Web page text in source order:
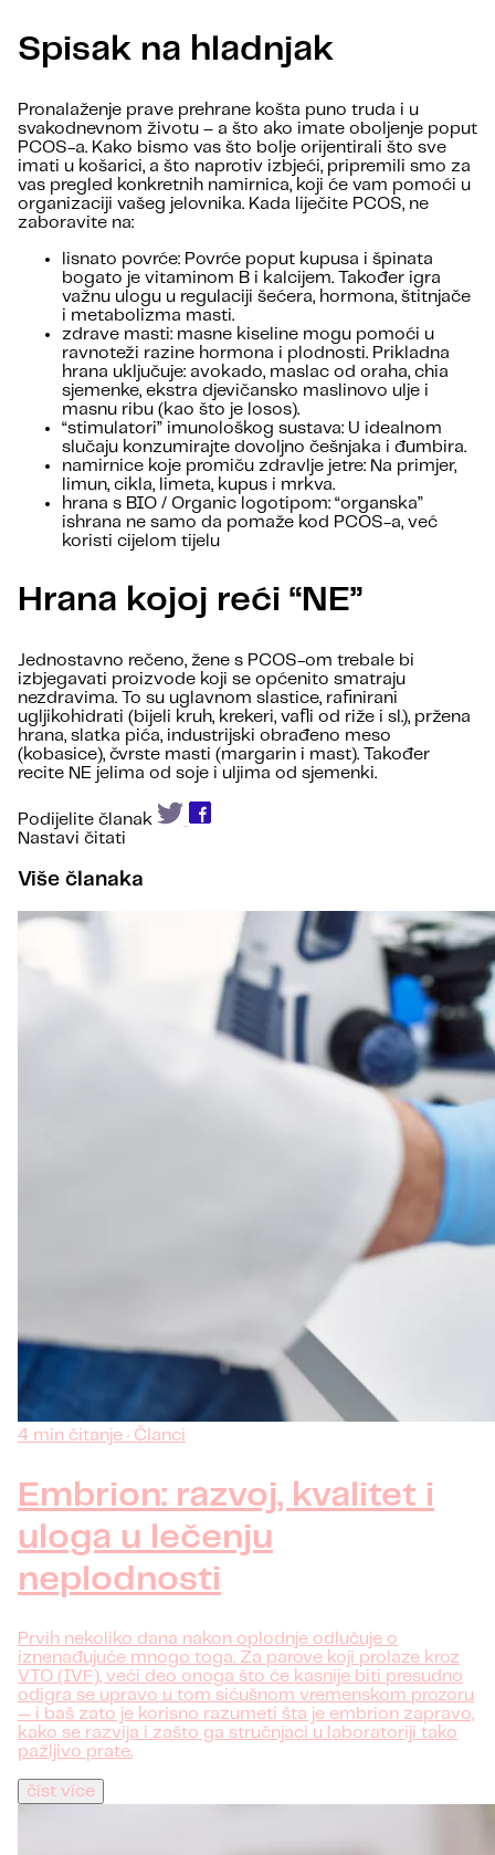
Spisak na hladnjak
Pronalaženje prave prehrane košta puno truda i u
svakodnevnom životu – a što ako imate oboljenje poput
PCOS-a. Kako bismo vas što bolje orijentirali što sve
imati u košarici, a što naprotiv izbjeći, pripremili smo za
vas pregled konkretnih namirnica, koji će vam pomoći u
organizaciji vašeg jelovnika. Kada liječite PCOS, ne
zaboravite na:
lisnato povrće: Povrće poput kupusa i špinata
bogato je vitaminom B i kalcijem. Također igra
važnu ulogu u regulaciji šećera, hormona, štitnjače
i metabolizma masti.
zdrave masti: masne kiseline mogu pomoći u
ravnoteži razine hormona i plodnosti. Prikladna
hrana uključuje: avokado, maslac od oraha, chia
sjemenke, ekstra djevičansko maslinovo ulje i
masnu ribu (kao što je losos).
“stimulatori” imunološkog sustava: U idealnom
slučaju konzumirajte dovoljno češnjaka i đumbira.
namirnice koje promiču zdravlje jetre: Na primjer,
limun, cikla, limeta, kupus i mrkva.
hrana s BIO / Organic logotipom: “organska”
ishrana ne samo da pomaže kod PCOS-a, već
koristi cijelom tijelu
Hrana kojoj reći “NE”
Jednostavno rečeno, žene s PCOS-om trebale bi
izbjegavati proizvode koji se općenito smatraju
nezdravima. To su uglavnom slastice, rafinirani
ugljikohidrati (bijeli kruh, krekeri, vafli od riže i sl.), pržena
hrana, slatka pića, industrijski obrađeno meso
(kobasice), čvrste masti (margarin i mast). Također
recite NE jelima od soje i uljima od sjemenki.
Podijelite članak
Nastavi čitati
Više članaka
4 min čitanje · Članci
Embrion: razvoj, kvalitet i
uloga u lečenju
neplodnosti
Prvih nekoliko dana nakon oplodnje odlučuje o
iznenađujuće mnogo toga. Za parove koji prolaze kroz
VTO (IVF), veći deo onoga što će kasnije biti presudno
odigra se upravo u tom sićušnom vremenskom prozoru
— i baš zato je korisno razumeti šta je embrion zapravo,
kako se razvija i zašto ga stručnjaci u laboratoriji tako
pažljivo prate.
číst více